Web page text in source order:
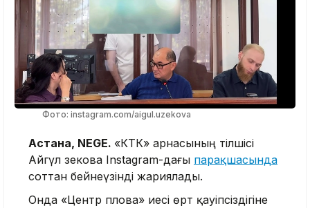
Фото: instagram.com/aigul.uzekova
Астана, NEGE. «КТК» арнасының тілшісі
Айгүл Өзекова Instagram-дағы парақшасында
соттан бейнеүзінді жариялады.
Онда «Центр плова» иесі өрт қауіпсіздігіне